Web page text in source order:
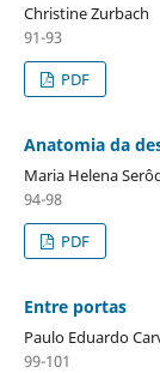
Christine Zurbach
91-93
PDF
Anatomia da
Maria Helena
94-98
PDF
Entre portas
Paulo Eduardo
99-101